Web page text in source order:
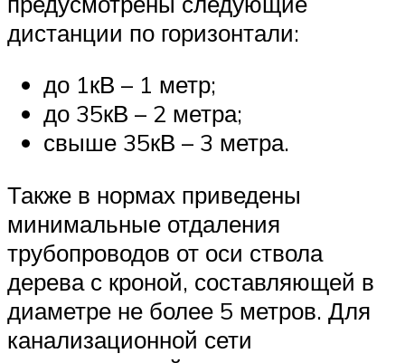
дистанции по горизонтали:
до 1кВ – 1 метр;
до 35кВ – 2 метра;
свыше 35кВ – 3 метра.
Также в нормах приведены
минимальные отдаления
трубопроводов от оси ствола
дерева с кроной, составляющей в
диаметре не более 5 метров. Для
канализационной сети